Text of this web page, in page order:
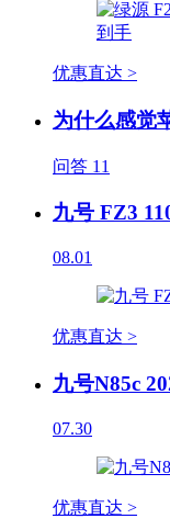
优惠直达 >
为什么感觉
问答 11
九号 FZ3
08.01
优惠直达 >
九号N85c
07.30
优惠直达 >